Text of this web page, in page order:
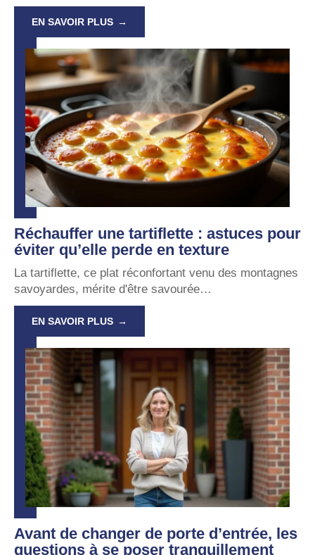
EN SAVOIR PLUS
Réchauffer une tartiflette : astuces pour
éviter qu’elle perde en texture
La tartiflette, ce plat réconfortant venu des montagnes
savoyardes, mérite d'être savourée…
EN SAVOIR PLUS
Avant de changer de porte d’entrée, les
questions à se poser tranquillement